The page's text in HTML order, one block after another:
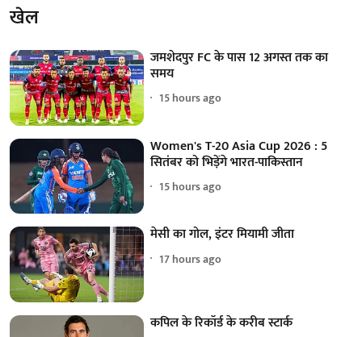
खेल
जमशेदपुर FC के पास 12 अगस्त तक का
समय
15 hours ago
Women's T-20 Asia Cup 2026 : 5
सितंबर को भिड़ेंगे भारत-पाकिस्तान
15 hours ago
मेसी का गोल, इंटर मियामी जीता
17 hours ago
कपिल के रिकॉर्ड के करीब स्टार्क